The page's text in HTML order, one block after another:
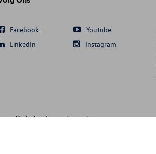
Facebook
Youtube
LinkedIn
Instagram
Nederlands
Français